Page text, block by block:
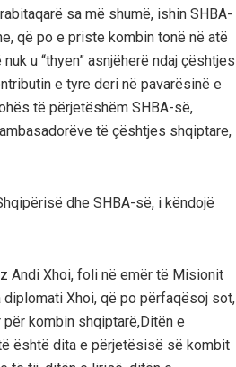
sa më shumë, ishin SHBA-
që po e priste kombin tonë në atë
u “thyen” asnjëherë ndaj çështjes
e tyre deri në pavarësinë e
të përjetëshëm SHBA-së,
të çështjes shqiptare,
dhe SHBA-së, i këndojë
Andi Xhoi, foli në emër të Misionit
diplomati Xhoi, që po përfaqësoj sot,
kombin shqiptarë,Ditën e
është dita e përjetësisë së kombit